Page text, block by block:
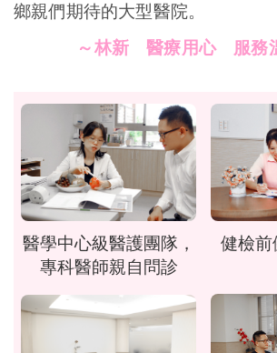
鄉親們期待的大型醫院。
～林新 醫療用心 服務
醫學中心級醫護團隊，
專科醫師親自問診
健檢前